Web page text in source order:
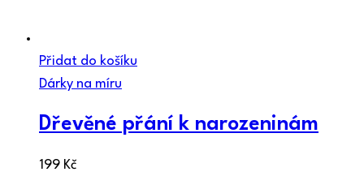
Přidat do košíku
Dárky na míru
Dřevěné přání k narozeninám
199 Kč